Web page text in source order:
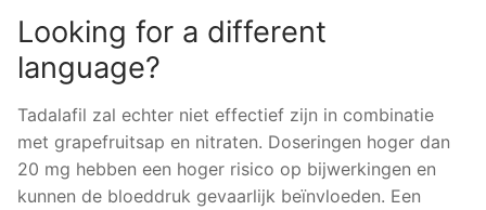
Looking for a different
language?
Tadalafil zal echter niet effectief zijn in combinatie
met grapefruitsap en nitraten. Doseringen hoger dan
20 mg hebben een hoger risico op bijwerkingen en
kunnen de bloeddruk gevaarlijk beïnvloeden. Een